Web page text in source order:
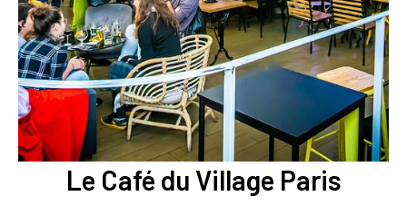
Le Café du Village Paris